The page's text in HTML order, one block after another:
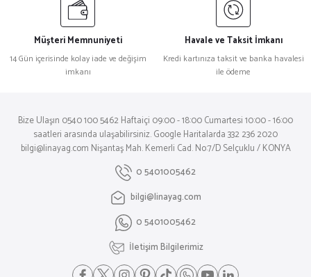
Müşteri Memnuniyeti
14 Gün içerisinde kolay iade ve değişim
imkanı
Havale ve Taksit İmkanı
Kredi kartınıza taksit ve banka havalesi
ile ödeme
Bize Ulaşın 0540 100 5462 Haftaiçi 09:00 - 18:00 Cumartesi 10:00 - 16:00
saatleri arasında ulaşabilirsiniz. Google Haritalarda 332 236 2020
bilgi@linayag.com Nişantaş Mah. Kemerli Cad. No:7/D Selçuklu / KONYA
0 5401005462
bilgi@linayag.com
0 5401005462
İletişim Bilgilerimiz